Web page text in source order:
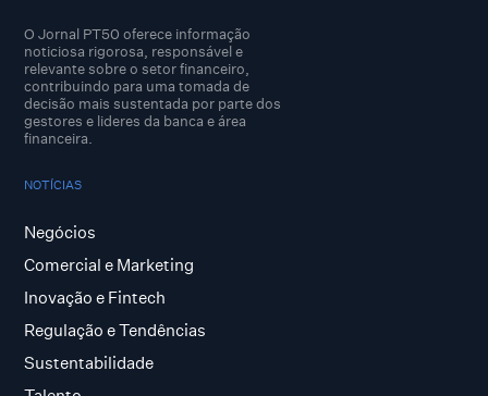
O Jornal PT50 oferece informação
noticiosa rigorosa, responsável e
relevante sobre o setor financeiro,
contribuindo para uma tomada de
decisão mais sustentada por parte dos
gestores e lideres da banca e área
financeira.
NOTÍCIAS
Negócios
Comercial e Marketing
Inovação e Fintech
Regulação e Tendências
Sustentabilidade